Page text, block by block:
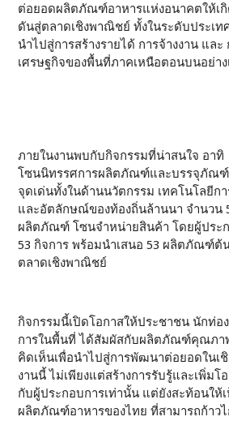
ต่อยอดผลิตภัณฑ์อาหารแห่งอนาคตให้เ
ดันสู่ตลาดเชิงพาณิชย์ ทั้งในระดับประเ
นำไปสู่การสร้างรายได้ การจ้างงาน และ
เศรษฐกิจของพื้นที่ภาคเหนือตอนบนอย่า
ภายในงานพบกับกิจกรรมที่น่าสนใจ อาทิ
โซนนิทรรศการผลิตภัณฑ์และบรรจุภัณ
จุดเด่นทั้งในด้านนวัตกรรม เทคโนโลยีก
และอัตลักษณ์ของท้องถิ่นล้านนา จำนวน
ผลิตภัณฑ์ โซนจำหน่ายสินค้า โดยผู้ประ
53 กิจการ พร้อมนำเสนอ 53 ผลิตภัณฑ์
ตลาดเชิงพาณิชย์
กิจกรรมนี้เปิดโอกาสให้ประชาชน นักท่อ
การในพื้นที่ ได้สัมผัสกับผลิตภัณฑ์คุณภา
คิดเห็นเพื่อนำไปสู่การพัฒนาต่อยอดในเ
งานนี้ ไม่เพียงแต่สร้างการรับรู้และเพิ่มโ
กับผู้ประกอบการเท่านั้น แต่ยังสะท้อนให้
ผลิตภัณฑ์อาหารของไทย ที่สามารถก้าว